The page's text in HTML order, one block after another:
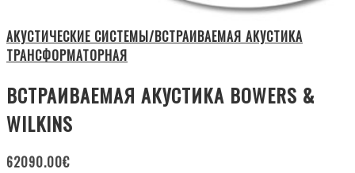
АКУСТИЧЕСКИЕ СИСТЕМЫ/ВСТРАИВАЕМАЯ АКУСТИКА
ТРАНСФОРМАТОРНАЯ
ВСТРАИВАЕМАЯ АКУСТИКА BOWERS &
WILKINS
62090.00€